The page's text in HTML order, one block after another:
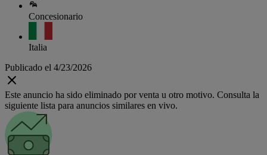
Concesionario
Italia
Publicado el 4/23/2026
Este anuncio ha sido eliminado por venta u otro motivo. Consulta la
siguiente lista para anuncios similares en vivo.